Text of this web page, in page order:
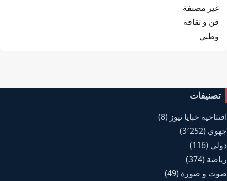
غير مصنفة
فن و ثقافة
وطني
تصنيفات
افتتاحية خبايا نيوز (8)
جهوي (3٬252)
دولي (116)
رياضة (374)
صوت و صورة (49)